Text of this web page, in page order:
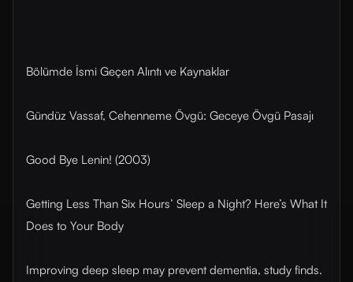
Bölümde İsmi Geçen Alıntı ve Kaynaklar
Gündüz Vassaf, Cehenneme Övgü: Geceye Övgü Pasajı
Good Bye Lenin! (2003)
Getting Less Than Six Hours’ Sleep a Night? Here’s What It
Does to Your Body
Improving deep sleep may prevent dementia, study finds.